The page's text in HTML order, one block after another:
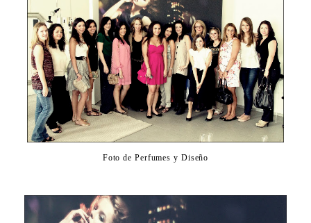
Foto de Perfumes y Diseño